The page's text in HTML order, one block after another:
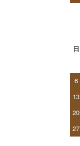
日
6
13
20
27